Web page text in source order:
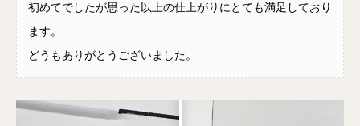
初めてでしたが思った以上の仕上がりにとても満足しており
ます。
どうもありがとうございました。